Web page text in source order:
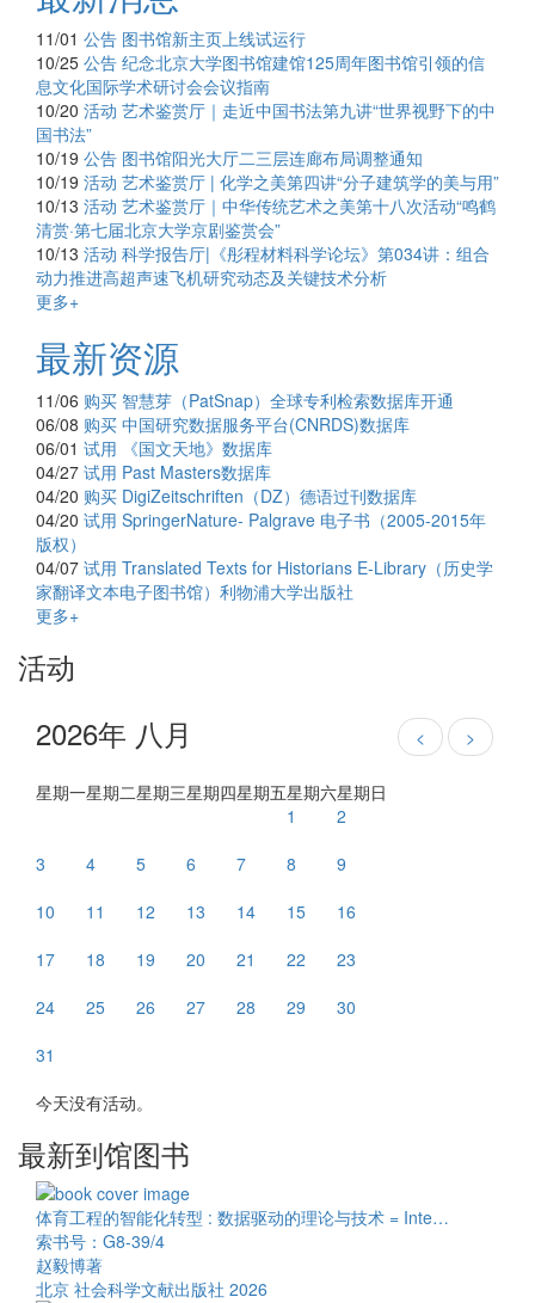
11/01 公告 图书馆新主页上线试运行
10/25 公告 纪念北京大学图书馆建馆125周年图书馆引领的信
息文化国际学术研讨会会议指南
10/20 活动 艺术鉴赏厅｜走近中国书法第九讲“世界视野下的中
国书法”
10/19 公告 图书馆阳光大厅二三层连廊布局调整通知
10/19 活动 艺术鉴赏厅 | 化学之美第四讲“分子建筑学的美与用”
10/13 活动 艺术鉴赏厅｜中华传统艺术之美第十八次活动“鸣鹤
清赏·第七届北京大学京剧鉴赏会”
10/13 活动 科学报告厅|《彤程材料科学论坛》第034讲：组合
动力推进高超声速飞机研究动态及关键技术分析
更多+
最新资源
11/06 购买 智慧芽（PatSnap）全球专利检索数据库开通
06/08 购买 中国研究数据服务平台(CNRDS)数据库
06/01 试用
《国文天地》数据库
04/27 试用 Past Masters数据库
04/20 购买 DigiZeitschriften（DZ）德语过刊数据库
04/20 试用 SpringerNature- Palgrave 电子书（2005-2015年
版权）
04/07 试用 Translated Texts for Historians E-Library（历史学
家翻译文本电子图书馆）利物浦大学出版社
更多+
活动
2026年 八月
< >
星期一星期二星期三星期四星期五星期六星期日
1
2
3
4 5 6 7 8
9
10
11 12 13 14 15
16
17
18 19 20 21 22
23
24
25 26 27 28 29
30
31
今天没有活动。
最新到馆图书
体育工程的智能化转型 : 数据驱动的理论与技术 = Inte…
索书号：G8-39/4
赵毅博著
北京 社会科学文献出版社 2026